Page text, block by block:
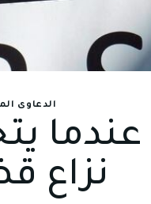
الدعاوى
نزاع